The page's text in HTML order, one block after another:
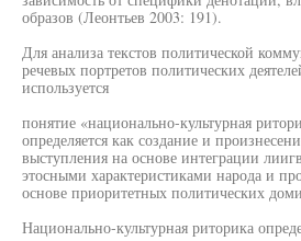
образов (Леонтьев 2003: 191).
Для анализа текстов политической
речевых портретов политических
используется
понятие «национально-культурная
определяется как создание и
выступления на основе интеграции
этосными характеристиками народа и
основе приоритетных политических
Национально-культурная риторика